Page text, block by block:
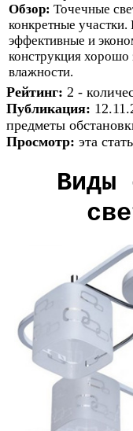
Обзор: Точечные
конкретные
эффективные и
конструкция
влажности.
Рейтинг: 2 -
Публикация:
предметы
Просмотр: эта
Виды
све